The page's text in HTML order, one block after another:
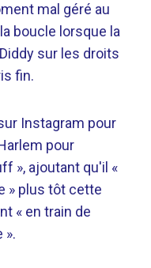
mal géré au
boucle lorsque la
sur les droits
fin.
Instagram pour
pour
», ajoutant qu'il «
» plus tôt cette
« en train de
».